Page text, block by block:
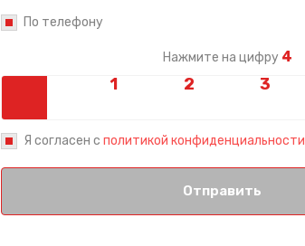
По телефону
Нажмите на цифру 4
Я согласен с политикой конфиденциальности
Отправить